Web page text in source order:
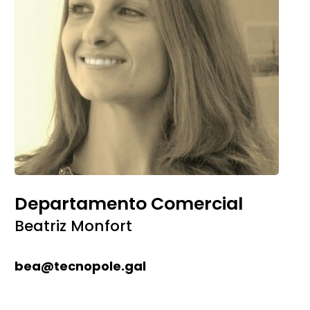
Departamento Comercial
Beatriz Monfort
bea@tecnopole.gal